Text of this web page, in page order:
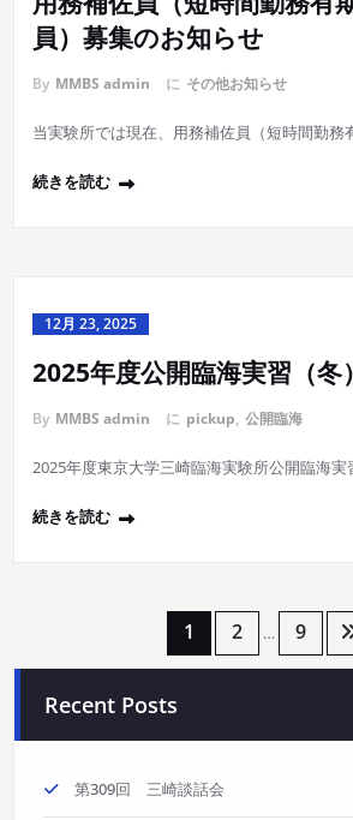
員）募集のお知らせ
By MMBS admin に その他お知らせ
当実験所では現在、用務補佐員（短時間勤務
続きを読む
12月 23, 2025
2025年度公開臨海実習（
By MMBS admin に pickup, 公開臨海
2025年度東京大学三崎臨海実験所公開臨海
続きを読む
の
1 2 … 9
Recent Posts
第309回 三崎談話会